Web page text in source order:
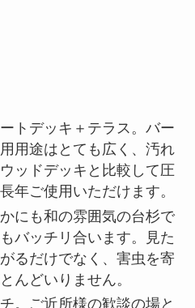
トデッキ＋テラス。バー
用途はとても広く、汚れ
ッドデッキと比較して圧
年ご使用いただけます。
にも和の雰囲気の台杉で
バッチリ合います。見た
るだけでなく、害虫を寄
んどいりません。
。ご近所様の歓談の場と